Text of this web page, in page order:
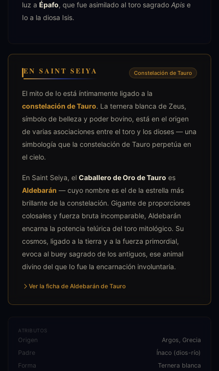
luz a Épafo, que fue asimilado al toro sagrado Apis e
Io a la diosa Isis.
EN SAINT SEIYA Constelación de Tauro
El mito de Io está íntimamente ligado a la
constelación de Tauro. La ternera blanca de Zeus,
símbolo de belleza y poder bovino, está en el origen
de varias asociaciones entre el toro y los dioses — una
simbología que la constelación de Tauro perpetúa en
el cielo.
En Saint Seiya, el Caballero de Oro de Tauro es
Aldebarán — cuyo nombre es el de la estrella más
brillante de la constelación. Gigante de proporciones
colosales y fuerza bruta incomparable, Aldebarán
encarna la potencia telúrica del toro mitológico. Su
cosmos, ligado a la tierra y a la fuerza primordial,
evoca al buey sagrado de los antiguos, ese animal
divino del que Io fue la encarnación involuntaria.
Ver la ficha de Aldebarán de Tauro
ATRIBUTOS
Origen
Argos, Grecia
Padre
Ínaco (dios-río)
Forma
Ternera blanca